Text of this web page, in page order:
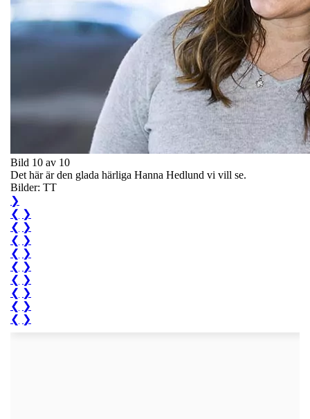
Bild 10 av 10
Det här är den glada härliga Hanna Hedlund vi vill se.
Bilder: TT
❯
❮ ❯
❮ ❯
❮ ❯
❮ ❯
❮ ❯
❮ ❯
❮ ❯
❮ ❯
❮ ❯